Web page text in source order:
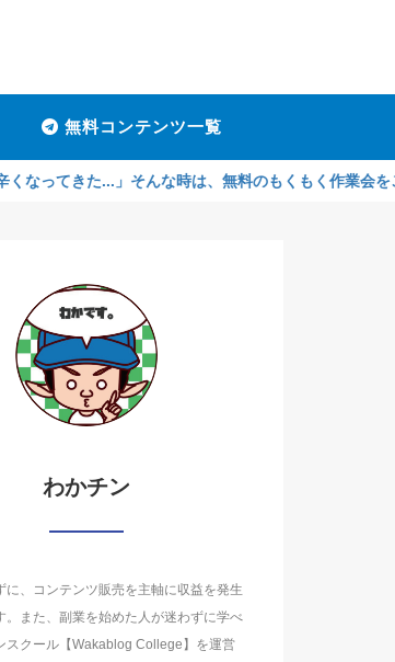
無料コンテンツ一覧
そんな時は、無料のもくもく作業会をご利用くださ
わかチン
に、コンテンツ販売を主軸に収益を発生
。また、副業を始めた人が迷わずに学べ
スクール【Wakablog College】を運営